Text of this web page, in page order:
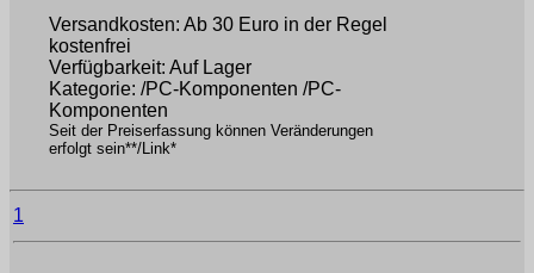
Versandkosten: Ab 30 Euro in der Regel
kostenfrei
Verfügbarkeit: Auf Lager
Kategorie: /PC-Komponenten /PC-
Komponenten
Seit der Preiserfassung können Veränderungen
erfolgt sein**/Link*
1